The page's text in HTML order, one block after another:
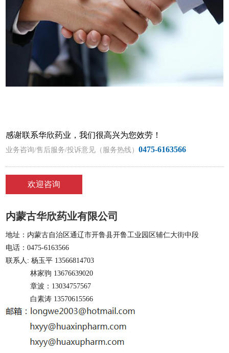
感谢联系华欣药业，我们很高兴为您效劳！
业务咨询/售后服务/投诉意见（服务热线）0475-6163566
欢迎咨询
内蒙古华欣药业有限公司
地址：内蒙古自治区通辽市开鲁县开鲁工业园区辅仁大街中段
电话：0475-6163566
联系人: 杨玉平 13566814703
林家驹 13676639020
章波：13034757567
白素涛 13570615566